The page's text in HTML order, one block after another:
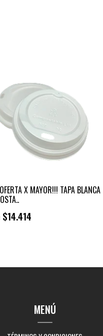
X MAYOR!!! TAPA BLANCA
$14.414
MENÚ